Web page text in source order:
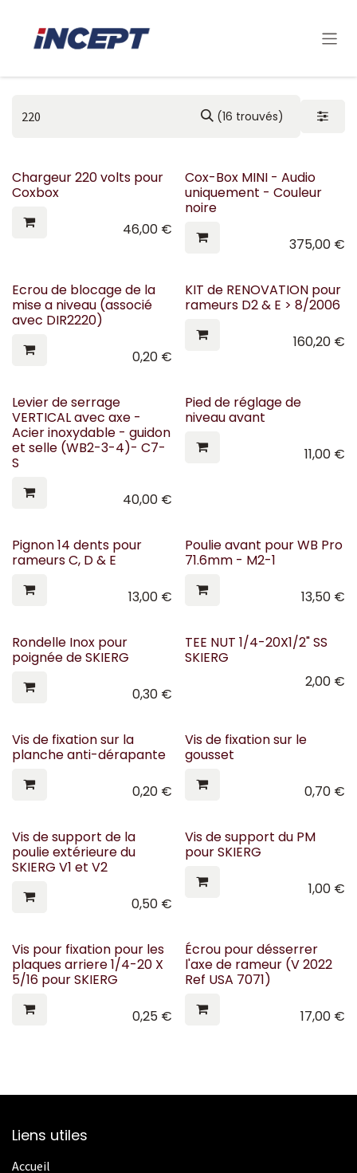
(16 trouvés)
Chargeur 220 volts pour
Coxbox
46,00€
Cox-Box MINI - Audio
uniquement - Couleur
noire
375,00€
Ecrou de blocage de la
mise a niveau (associé
avec DIR2220)
0,20€
KIT de RENOVATION pour
rameurs D2 & E > 8/2006
160,20€
Levier de serrage
VERTICAL avec axe -
Acier inoxydable - guidon
et selle (WB2-3-4)- C7-
S
40,00€
Pied de réglage de
niveau avant
11,00€
Pignon 14 dents pour
rameurs C, D & E
13,00€
Poulie avant pour WB Pro
71.6mm - M2-1
13,50€
Rondelle Inox pour
poignée de SKIERG
0,30€
TEE NUT 1/4-20X1/2" SS
SKIERG
2,00€
Vis de fixation sur la
planche anti-dérapante
0,20€
Vis de fixation sur le
gousset
0,70€
Vis de support de la
poulie extérieure du
SKIERG V1 et V2
0,50€
Vis de support du PM
pour SKIERG
1,00€
Vis pour fixation pour les
plaques arriere 1/4-20 X
5/16 pour SKIERG
0,25€
Écrou pour désserrer
l'axe de rameur (V 2022
Ref USA 7071)
17,00€
Liens utiles
Accueil